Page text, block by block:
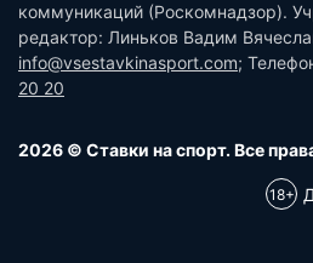
коммуникаций (Роскомнадзор).
редактор: Линьков Вадим
info@vsestavkinasport.com;
20 20
2026 © Ставки на спорт. Все